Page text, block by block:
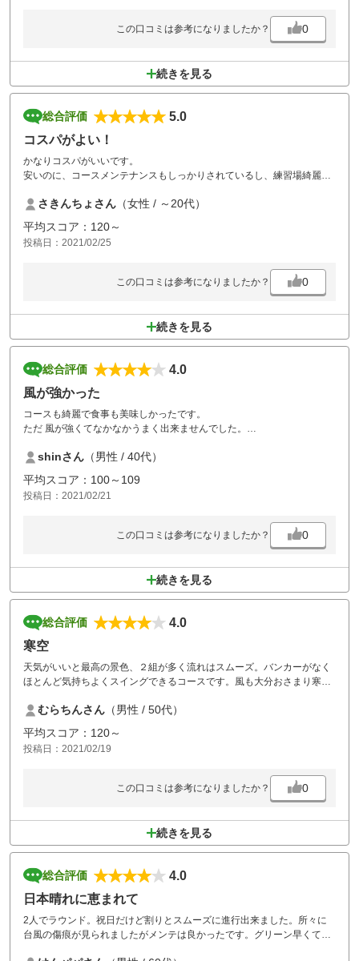
この口コミは参考になりましたか？ 0
続きを見る
総合評価
5.0
コスパがよい！
かなりコスパがいいです。
安いのに、コースメンテナンスもしっかりされているし、練習場綺麗だ
リピートしていますが、大満足です！
さきんちょさん （女性 / ～20代）
平均スコア：120～
投稿日：2021/02/25
この口コミは参考になりましたか？ 0
続きを見る
総合評価
4.0
風が強かった
コースも綺麗で食事も美味しかったです。
ただ 風が強くてなかなかうまく出来ませんでした。
shinさん （男性 / 40代）
平均スコア：100～109
投稿日：2021/02/21
この口コミは参考になりましたか？ 0
続きを見る
総合評価
4.0
寒空
天気がいいと最高の景色、２組が多く流れはスムーズ。バンカーがなく
ほとんど気持ちよくスイングできるコースです。風も大分おさまり寒空
むらちんさん （男性 / 50代）
平均スコア：120～
投稿日：2021/02/19
この口コミは参考になりましたか？ 0
続きを見る
総合評価
4.0
日本晴れに恵まれて
2人でラウンド。祝日だけど割りとスムーズに進行出来ました。所々に
台風の傷痕が見られましたがメンテは良かったです。グリーン早くて最